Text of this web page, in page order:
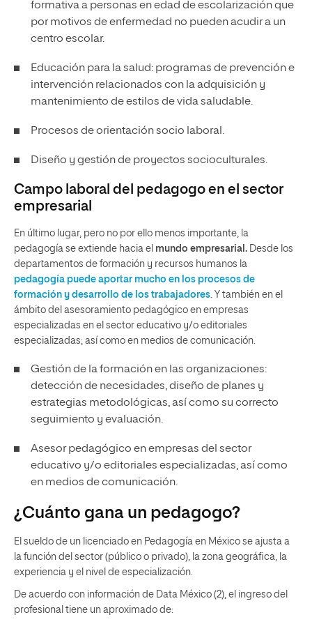
formativa a personas en edad de escolarización que
por motivos de enfermedad no pueden acudir a un
centro escolar.
Educación para la salud: programas de prevención e
intervención relacionados con la adquisición y
mantenimiento de estilos de vida saludable.
Procesos de orientación socio laboral.
Diseño y gestión de proyectos socioculturales.
Campo laboral del pedagogo en el sector
empresarial
En último lugar, pero no por ello menos importante, la
pedagogía se extiende hacia el mundo empresarial. Desde los
departamentos de formación y recursos humanos la
pedagogía puede aportar mucho en los procesos de
formación y desarrollo de los trabajadores . Y también en el
ámbito del asesoramiento pedagógico en empresas
especializadas en el sector educativo y/o editoriales
especializadas; así como en medios de comunicación.
Gestión de la formación en las organizaciones:
detección de necesidades, diseño de planes y
estrategias metodológicas, así como su correcto
seguimiento y evaluación.
Asesor pedagógico en empresas del sector
educativo y/o editoriales especializadas, así como
en medios de comunicación.
¿Cuánto gana un pedagogo?
El sueldo de un licenciado en Pedagogía en México se ajusta a
la función del sector (público o privado), la zona geográfica, la
experiencia y el nivel de especialización.
De acuerdo con información de Data México (2), el ingreso del
profesional tiene un aproximado de: